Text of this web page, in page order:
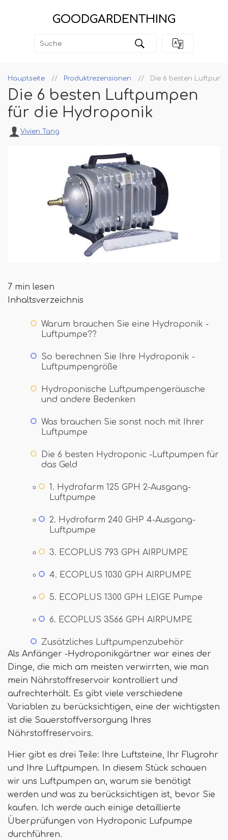
GOODGARDENTHING
Hauptseite Produktrezensionen Die 6 besten
Die 6 besten Luftpumpen
für die Hydroponik
Vivien Tang
7 min lesen
Inhaltsverzeichnis
Warum brauchen Sie eine Hydroponik -
Luftpumpe??
So berechnen Sie Ihre Hydroponik -
Luftpumpengröße
Hydroponische Luftpumpengeräusche
und andere Bedenken
Was brauchen Sie sonst noch mit Ihrer
Luftpumpe
Die 6 besten Hydroponic -Luftpumpen für
das Geld
1. Hydrofarm 125 GPH 2-Ausgang-
Luftpumpe
2. Hydrofarm 240 GHP 4-Ausgang-
Luftpumpe
3. ECOPLUS 793 GPH AIRPUMPE
4. ECOPLUS 1030 GPH AIRPUMPE
5. ECOPLUS 1300 GPH LEIGE Pumpe
6. ECOPLUS 3566 GPH AIRPUMPE
Zusätzliches Luftpumpenzubehör
Als Anfänger -Hydroponikgärtner war eines der
Dinge, die mich am meisten verwirrten, wie man
mein Nährstoffreservoir kontrolliert und
aufrechterhält. Es gibt viele verschiedene
Variablen zu berücksichtigen, eine der wichtigsten
ist die Sauerstoffversorgung Ihres
Nährstoffreservoirs.
Hier gibt es drei Teile: Ihre Luftsteine, Ihr Flugrohr
und Ihre Luftpumpen. In diesem Stück schauen
wir uns Luftpumpen an, warum sie benötigt
werden und was zu berücksichtigen ist, bevor Sie
kaufen. Ich werde auch einige detaillierte
Überprüfungen von Hydroponic Lufpumpe
durchführen.